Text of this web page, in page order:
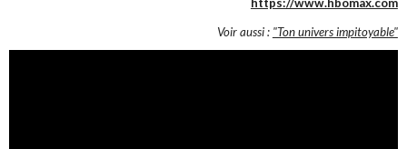
Voir aussi : "Ton univers impitoyable"